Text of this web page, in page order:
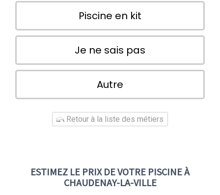
Piscine en kit
Je ne sais pas
Autre
Retour à la liste des métiers
ESTIMEZ LE PRIX DE VOTRE PISCINE À
CHAUDENAY-LA-VILLE